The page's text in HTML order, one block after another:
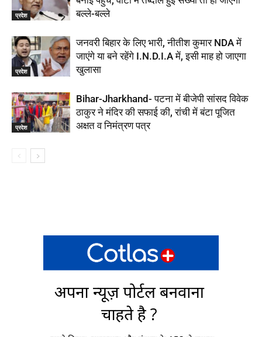
प्रदेश
बल्ले-बल्ले
प्रदेश
जनवरी बिहार के लिए भारी, नीतीश कुमार NDA में
जाएंगे या बने रहेंगे I.N.D.I.A में, इसी माह हो जाएगा
खुलासा
प्रदेश
Bihar-Jharkhand- पटना में बीजेपी सांसद विवेक
ठाकुर ने मंदिर की सफाई की, रांची में बंटा पूजित
अक्षत व निमंत्रण पत्र